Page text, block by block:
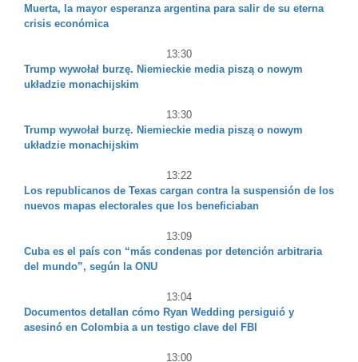
Muerta, la mayor esperanza argentina para salir de su eterna
crisis económica
13:30
Trump wywołał burzę. Niemieckie media piszą o nowym
układzie monachijskim
13:30
Trump wywołał burzę. Niemieckie media piszą o nowym
układzie monachijskim
13:22
Los republicanos de Texas cargan contra la suspensión de los
nuevos mapas electorales que los beneficiaban
13:09
Cuba es el país con “más condenas por detención arbitraria
del mundo”, según la ONU
13:04
Documentos detallan cómo Ryan Wedding persiguió y
asesinó en Colombia a un testigo clave del FBI
13:00